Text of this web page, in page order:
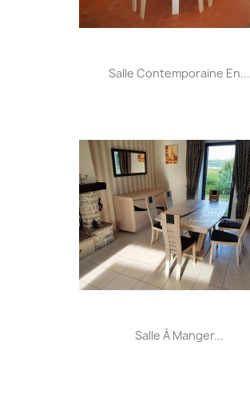
Salle Contemporaine En...
Salle À Manger...